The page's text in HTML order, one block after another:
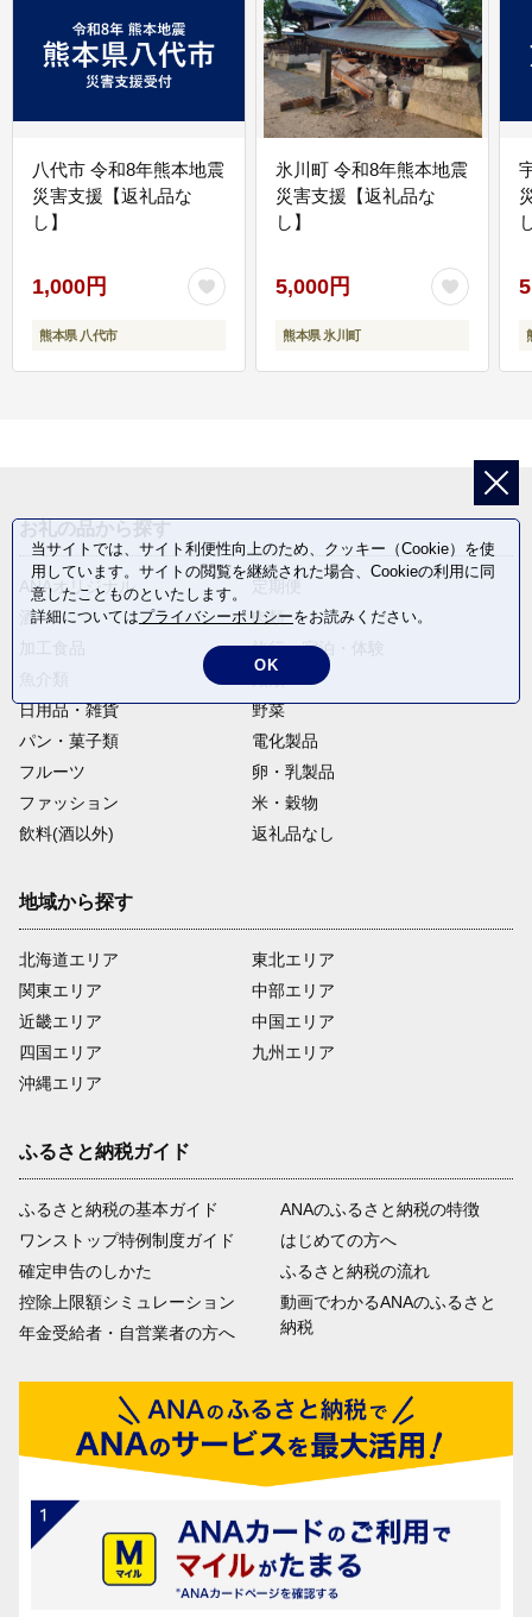
八代市 令和8年熊本地震
災害支援【返礼品な
し】
1,000円
熊本県 八代市
氷川町 令和8年熊本地震
災害支援【返礼品な
し】
5,000円
熊本県 氷川町
ANAオリジナル
酒
肉類
旅行・宿泊・体験
日用品・雑貨
野菜
パン・菓子類
電化製品
フルーツ
卵・乳製品
ファッション
米・穀物
飲料(酒以外)
返礼品なし
地域から探す
北海道エリア
関東エリア
近畿エリア
四国エリア
沖縄エリア
東北エリア
中部エリア
中国エリア
九州エリア
ふるさと納税ガイド
ふるさと納税の基本ガイド
ワンストップ特例制度ガイド
確定申告のしかた
控除上限額シミュレーション
年金受給者・自営業者の方へ
ANAのふるさと納税の特徴
はじめての方へ
ふるさと納税の流れ
動画でわかるANAのふるさと
納税
当サイトでは、サイト利便性向上のため、クッキー（Cookie）を使
用しています。サイトの閲覧を継続された場合、Cookieの利用に同
意したことものといたします。
詳細についてはプライバシーポリシーをお読みください。
OK